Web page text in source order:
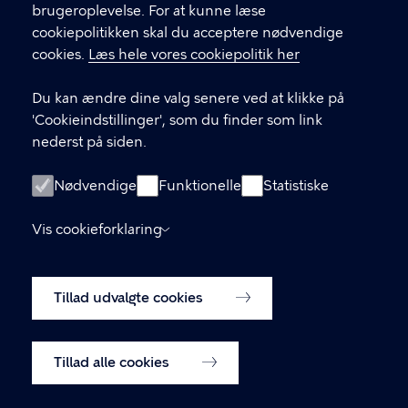
brugeroplevelse. For at kunne læse
cookiepolitikken skal du acceptere nødvendige
cookies. Læs hele vores cookiepolitik her
Du kan ændre dine valg senere ved at klikke på
'Cookieindstillinger', som du finder som link
nederst på siden.
Nødvendige Funktionelle Statistiske
Vis cookieforklaring
Tillad udvalgte cookies
Tillad alle cookies
33 17 57 80
Voksentandplejen
Tandlægekonsulenten
Find flere kontaktoplysninger
LINKS
Vores klinikker
Cookiepolitik
Cookieindstillinger